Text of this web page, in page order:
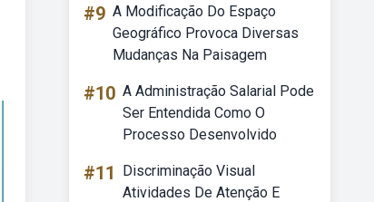
#9 A Modificação Do Espaço
Geográfico Provoca Diversas
Mudanças Na Paisagem
#10 A Administração Salarial Pode
Ser Entendida Como O
Processo Desenvolvido
#11
Discriminação Visual
Atividades De Atenção E